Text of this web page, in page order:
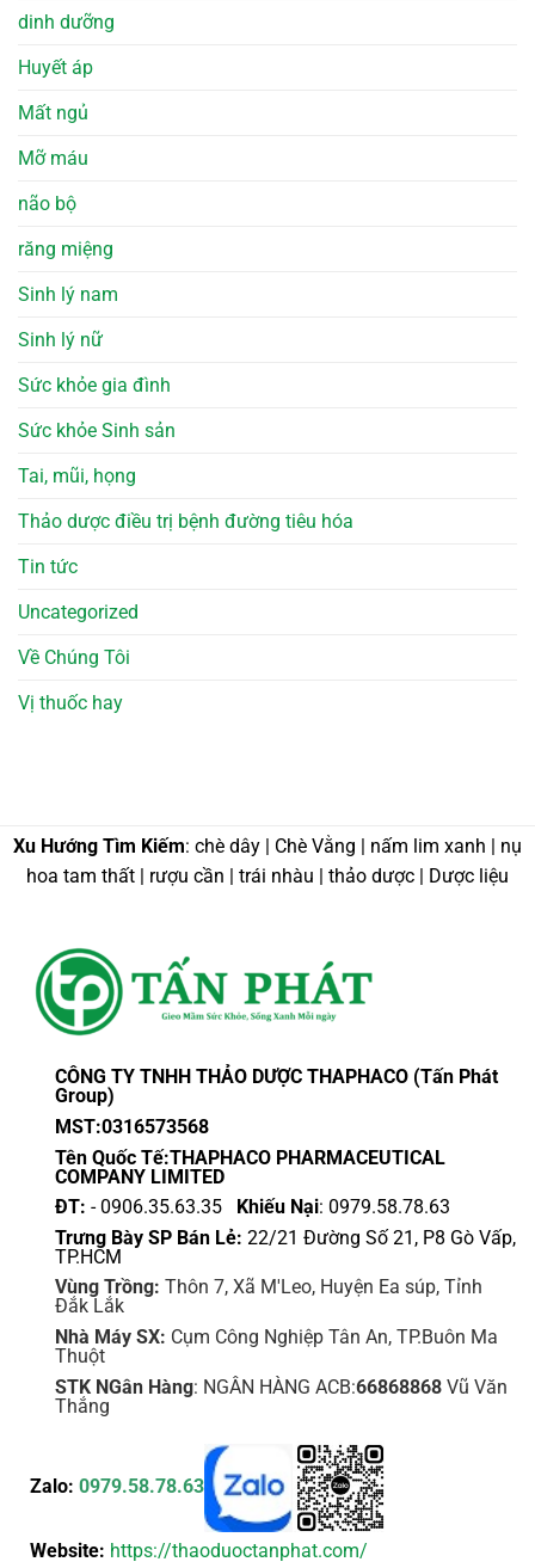
dinh dưỡng
Huyết áp
Mất ngủ
Mỡ máu
não bộ
răng miệng
Sinh lý nam
Sinh lý nữ
Sức khỏe gia đình
Sức khỏe Sinh sản
Tai, mũi, họng
Thảo dược điều trị bệnh đường tiêu hóa
Tin tức
Uncategorized
Về Chúng Tôi
Vị thuốc hay
Xu Hướng Tìm Kiếm: chè dây | Chè Vằng | nấm lim xanh | nụ
hoa tam thất | rượu cần | trái nhàu | thảo dược | Dược liệu
CÔNG TY TNHH THẢO DƯỢC THAPHACO (Tấn Phát
Group)
MST:0316573568
Tên Quốc Tế:THAPHACO PHARMACEUTICAL
COMPANY LIMITED
ĐT: - 0906.35.63.35 Khiếu Nại: 0979.58.78.63
Trưng Bày SP Bán Lẻ: 22/21 Đường Số 21, P8 Gò Vấp,
TP.HCM
Vùng Trồng: Thôn 7, Xã M'Leo, Huyện Ea súp, Tỉnh
Đắk Lắk
Nhà Máy SX: Cụm Công Nghiệp Tân An, TP.Buôn Ma
Thuột
STK NGân Hàng: NGÂN HÀNG ACB:66868868Vũ Văn
Thắng
Zalo: 0979.58.78.63
Website: https://thaoduoctanphat.com/